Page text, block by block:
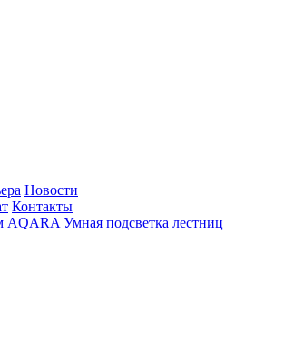
Новости
Контакты
AQARA Умная подсветка лестниц